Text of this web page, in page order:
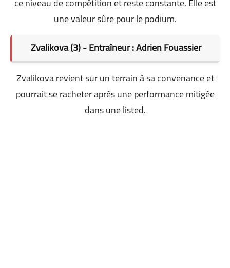
une valeur sûre pour le podium.
Zvalikova (3) - Entraîneur : Adrien Fouassier
Zvalikova revient sur un terrain à sa convenance et
pourrait se racheter après une performance mitigée
dans une listed.